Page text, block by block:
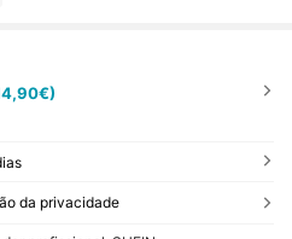
da privacidade